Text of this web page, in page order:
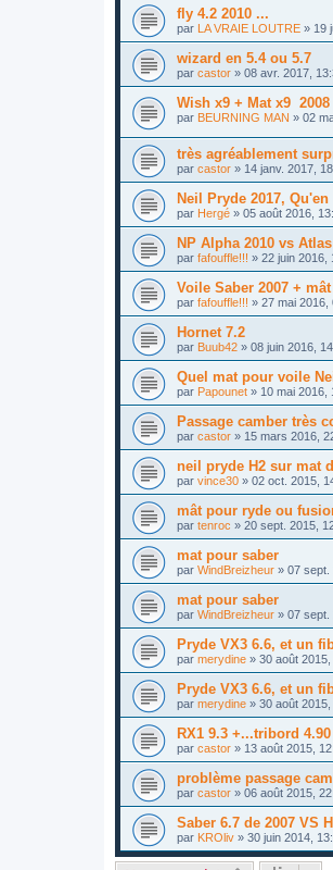
fly 4.2 2010 ...
par LA VRAIE LOUTRE » 19
wizard en 5.4 ou 5.7
par castor » 08 avr. 2017,
Wish x9 + Mat x9
par BEURNING MAN » 02
très agréablement
par castor » 14 janv. 2017,
Neil Pryde 2017,
par Hergé » 05 août 2016,
NP Alpha 2010 vs
par fafouffle!!! » 22 juin 2016,
Voile Saber 2007 +
par fafouffle!!! » 27 mai 2016,
Hornet 7.2
par Buub42 » 08 juin 2016,
Quel mat pour voile
par Papounet » 10 mai 2016,
Passage camber très
par castor » 15 mars 2016,
neil pryde H2 sur mat
par vince30 » 02 oct. 2015,
mât pour ryde ou
par tenroc » 20 sept. 2015,
mat pour saber
par WindBreizheur » 07 sept.
mat pour saber
par WindBreizheur » 07 sept.
Pryde VX3 6.6, et un
par merydine » 30 août
Pryde VX3 6.6, et un
par merydine » 30 août
RX1 9.3 +...tribord
par castor » 13 août 2015,
problème passage
par castor » 06 août 2015,
Saber 6.7 de 2007 VS
par KROliv » 30 juin 2014,